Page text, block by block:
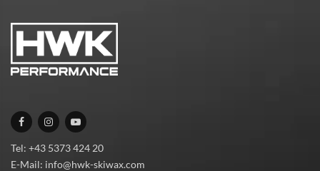
Tel: +43 5373 424 20
E-Mail: info@hwk-skiwax.com